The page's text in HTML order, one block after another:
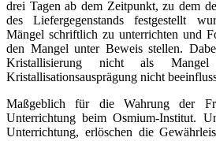
drei Tagen ab dem Zeitpunkt, zu dem
des Liefergegenstands festgestellt
Mängel schriftlich zu unterrichten und
den Mangel unter Beweis stellen.
Kristallisierung nicht als
Kristallisationsausprägung nicht
Maßgeblich für die Wahrung der
Unterrichtung beim Osmium-Institut.
Unterrichtung, erlöschen die